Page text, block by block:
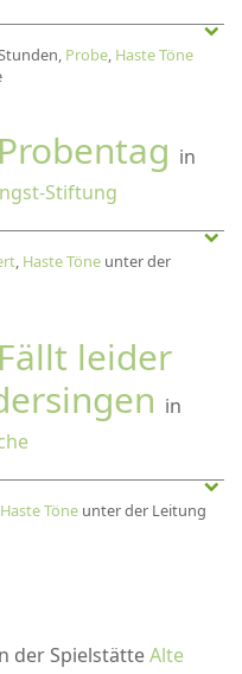
Probe, Haste Töne
Probentag in
Stiftung
, Haste Töne unter der
Fällt leider
in
Haste Töne unter der Leitung
der SpielstätteAlte